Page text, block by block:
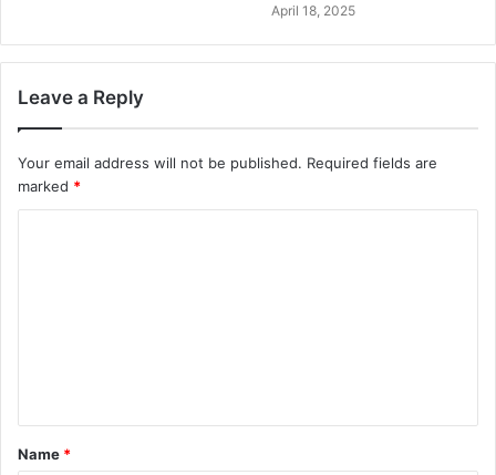
April 18, 2025
Leave a Reply
Your email address will not be published. Required fields are
marked *
Name *